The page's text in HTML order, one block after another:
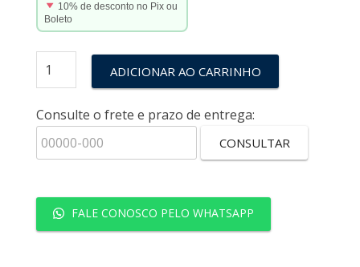
10% de desconto no Pix ou
Boleto
ADICIONAR AO CARRINHO
Consulte o frete e prazo de entrega:
CONSULTAR
FALE CONOSCO PELO WHATSAPP